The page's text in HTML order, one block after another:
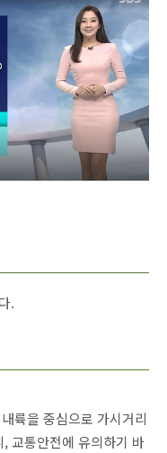
.
륙을 중심으로 가시거리
교통안전에 유의하기 바